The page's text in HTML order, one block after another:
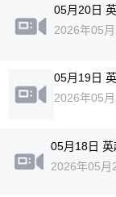
05月20日
2026年05
05月19日
2026年05月
05月18日
2026年05月